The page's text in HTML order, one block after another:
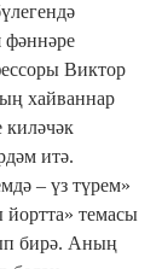
фәннәре
Виктор
хайваннар
киләчәк
итә.
– үз түрем»
йортта» темасы
бирә. Аның